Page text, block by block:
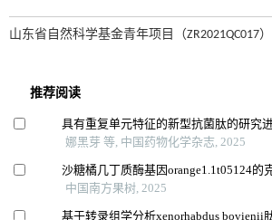
山东省自然科学基金青年项目（ZR2021QC017